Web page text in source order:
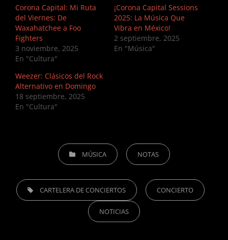
Corona Capital: Mi Ruta
del Viernes: De
Waxahatchee a Foo
Fighters
3 noviembre, 2025
En "Cultura"
¡Corona Capital Sessions
2025: La Música Que
Vibra en México!
2 septiembre, 2025
En "Música"
Weezer: Clásicos del Rock
Alternativo en Domingo
18 septiembre, 2025
En "Cultura"
CATEGORIESMÚSICA NOTAS
TAGS, CARTELERA DE CONCIERTOS CONCIERTO
NOTICIAS